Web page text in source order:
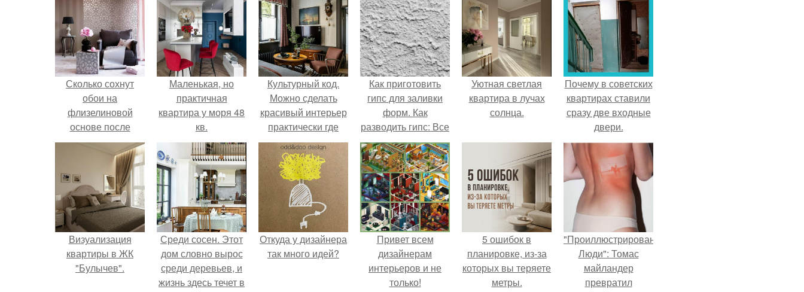
Сколько сохнут
обои на
флизелиновой
основе после
поклейки. Когда
высохнет клей?
Маленькая, но
практичная
квартира у моря 48
кв.
Культурный код.
Можно сделать
красивый интерьер
практически где
угодно.
Как приготовить
гипс для заливки
форм. Как
разводить гипс: Все
о приготовлении
идеального
раствора
Уютная светлая
квартира в лучах
солнца.
Почему в советских
квартирах ставили
сразу две входные
двери.
Визуализация
квартиры в ЖК
"Булычев".
Среди сосен. Этот
дом словно вырос
среди деревьев, и
жизнь здесь течет в
Откуда у дизайнера
так много идей?
Привет всем
дизайнерам
интерьеров и не
только!
5 ошибок в
планировке, из-за
которых вы теряете
метры.
"Проиллюстрированные
Люди": Томас
майландер
превратил